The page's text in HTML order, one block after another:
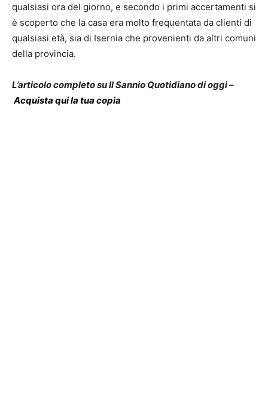
qualsiasi ora del giorno, e secondo i primi accertamenti si
è scoperto che la casa era molto frequentata da clienti di
qualsiasi età, sia di Isernia che provenienti da altri comuni
della provincia.
L’articolo completo su Il Sannio Quotidiano di oggi –
Acquista qui la tua copia